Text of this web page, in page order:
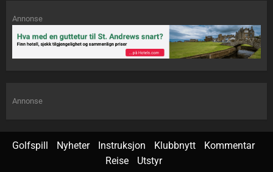
Annonse
Annonse
Golfspill Nyheter Instruksjon Klubbnytt
Kommentar
Reise
Utstyr